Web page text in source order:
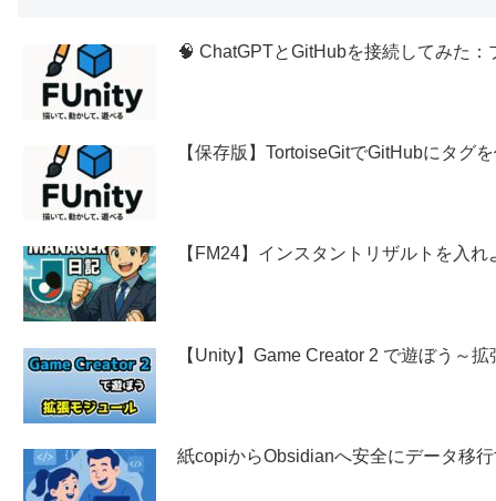
🧠 ChatGPTとGitHubを接続してみた
【保存版】TortoiseGitでGitHubにタグ
【FM24】インスタントリザルトを入れ
【Unity】Game Creator 2 で遊ぼう～
紙copiからObsidianへ安全にデータ移